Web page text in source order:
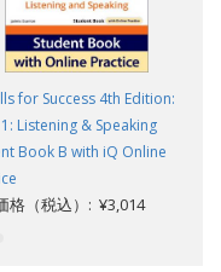
for Success 4th Edition:
Listening & Speaking
Book B with iQ Online
格（税込）: ¥3,014